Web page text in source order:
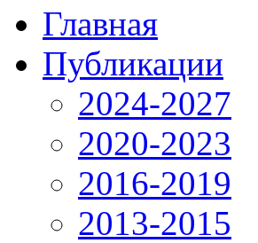
Главная
Публикации
2024-2027
2020-2023
2016-2019
2013-2015